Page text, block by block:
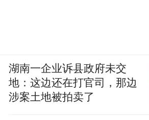
湖南一企业诉县政府未交
地：这边还在打官司，那边
涉案土地被拍卖了